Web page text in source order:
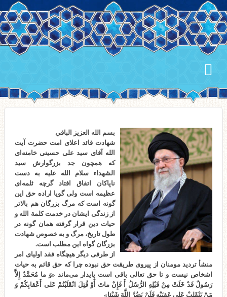
بسم الله العزیز الباقي
شهادت قائد اعلای امت حضرت آیت
الله آقای سید علی حسینی خامنه‌ای
که همچون جد بزرگوارش سید
الشهداء سلام الله علیه به دست
ناپاکان اتفاق افتاد گرچه ثلمه‌ای
عظیمه است ولی گویا اراده حق این
گونه است که مرگ بزرگان هم بالاتر
از زندگی ایشان در خدمت کلمة الله و
حیات دین قرار گرفته همان گونه در
طول تاریخ، مرگ و به خصوص شهادت
بزرگان گواه این مطلب است.
از طرفی دیگر هیچگاه فقد اولیای امر
منشأ تردید مومنان از پیروی طریقت حق نبوده چرا که حق قائم به حیات
اشخاص نیست و تا حق تعالی باقی است پایدار می‌ماند «وَ ما مُحَمَّدٌ إِلاَّ
رَسُولٌ قَدْ خَلَتْ مِنْ قَبْلِهِ الرُّسُلُ أَ فَإِنْ ماتَ أَوْ قُتِلَ انْقَلَبْتُمْ عَلى‌ أَعْقابِكُمْ وَ
مَنْ يَنْقَلِبْ عَلى‌ عَقِبَيْهِ فَلَنْ يَضُرَّ اللَّهَ شَيْئا»